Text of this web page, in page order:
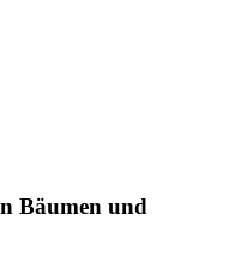
Bäumen und